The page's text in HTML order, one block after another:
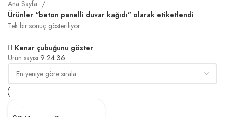
Ana Sayfa
Ürünler “beton panelli duvar kağıdı” olarak etiketlendi
Tek bir sonuç gösteriliyor
Kenar çubuğunu göster
Ürün sayısı 9 24 36